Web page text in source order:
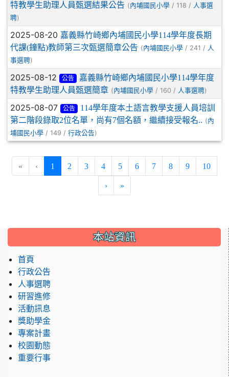
特教學生助理人員甄選結果公告 (內埔國民小學 / 118 / 人事選
聘)
2025-08-20 嘉義縣竹崎鄉內埔國民小學114學年度長期
代課(鐘點)教師第三次甄選簡章公告 (內埔國民小學 / 241 / 人
事選聘)
2025-08-12 公告
嘉義縣竹崎鄉內埔國民小學114學年度
特教學生助理人員甄選簡章 (內埔國民小學 / 160 / 人事選聘)
2025-08-07 公告
114學年度本土語言教學支援人員培訓
第二階段錄取2位名單，尚有7個名額，繼續接受報名..
(內
埔國民小學 / 149 / 行政公告)
« ‹ 1 (current)
2 3 4 5 6 7 8 9 10
› »
::: 本站資訊
首頁
行政公告
人事選聘
研習進修
活動訊息
獎助學金
專案計畫
校園動態
重要行事